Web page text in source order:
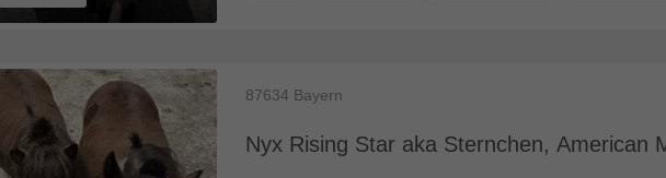
Nyx Rising Star aka Sternchen, American
87634 Bayern